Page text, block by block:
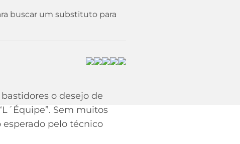
buscar um substituto para
o desejo de
Sem muitos
pelo técnico